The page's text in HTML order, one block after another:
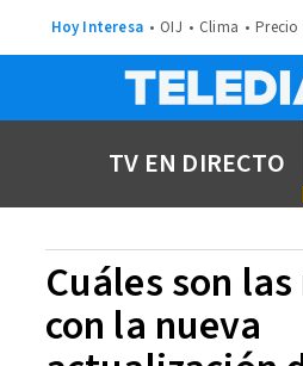
Hoy Interesa OIJ Clima
TV EN DIRECTO
Cuáles son
con la nueva